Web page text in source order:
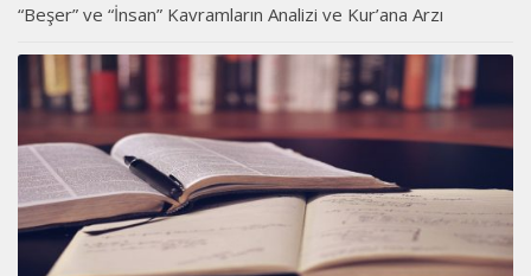
“Beşer” ve “İnsan” Kavramların Analizi ve Kur’ana Arzı